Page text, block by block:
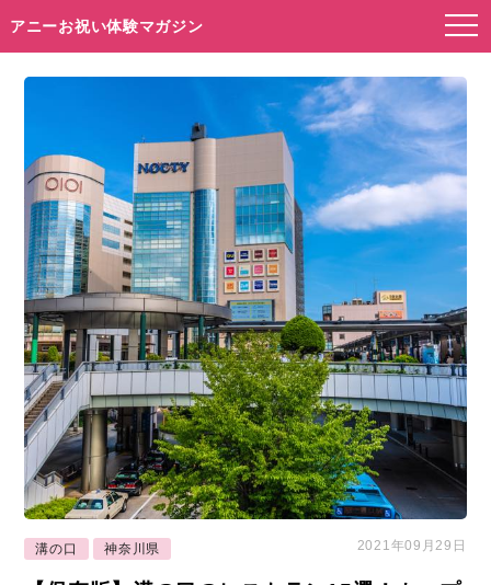
アニーお祝い体験マガジン
溝の口 神奈川県 2021年09月29日